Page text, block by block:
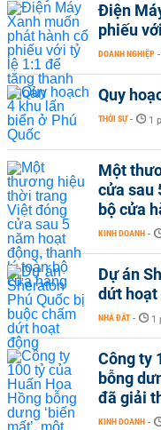
Điện
phiếu
DOANH NGHIỆP -
Quy
THỜI SỰ - 1
Một
cửa sau
bộ cửa
KINH DOANH -
Dự án
dứt hoạt
NHÀ ĐẤT - 1
Công ty
bỗng
đã giải
KINH DOANH -